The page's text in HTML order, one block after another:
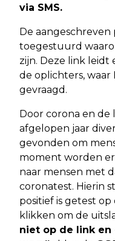
via SMS.
De
toegestuurd
zijn. Deze link leidt
de oplichters,
gevraagd.
Door corona en
afgelopen jaar
gevonden om
moment worden
naar mensen met
coronatest. Hierin
positief is getest
klikken om de
niet op de link